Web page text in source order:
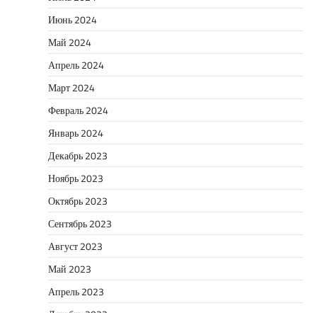
Июнь 2024
Май 2024
Апрель 2024
Март 2024
Февраль 2024
Январь 2024
Декабрь 2023
Ноябрь 2023
Октябрь 2023
Сентябрь 2023
Август 2023
Май 2023
Апрель 2023